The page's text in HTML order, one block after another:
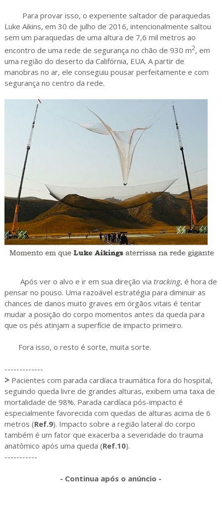
Para provar isso, o experiente saltador de paraquedas
Luke Aikins, em 30 de julho de 2016, intencionalmente saltou
sem um paraquedas de uma altura de 7,6 mil metros ao
encontro de uma rede de segurança no chão de 930 m2, em
uma região do deserto da Califórnia, EUA. A partir de
manobras no ar, ele conseguiu pousar perfeitamente e com
segurança no centro da rede.
Após ver o alvo e ir em sua direção via tracking, é hora de
pensar no pouso. Uma razoável estratégia para diminuir as
chances de danos muito graves em órgãos vitais é tentar
mudar a posição do corpo momentos antes da queda para
que os pés atinjam a superfície de impacto primeiro.
Fora isso, o resto é sorte, muita sorte.
-------------
>Pacientes com parada cardíaca traumática fora do hospital,
seguindo queda livre de grandes alturas, exibem uma taxa de
mortalidade de 98%. Parada cardíaca pós-impacto é
especialmente favorecida com quedas de alturas acima de 6
metros (Ref.9). Impacto sobre a região lateral do corpo
também é um fator que exacerba a severidade do trauma
anatômico após uma queda (Ref.10).
-----------
- Continua após o anúncio -